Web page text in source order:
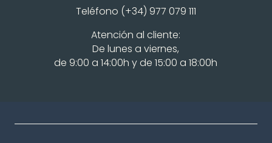
Teléfono (+34) 977 079 111
Atención al cliente:
De lunes a viernes,
de 9:00 a 14:00h y de 15:00 a 18:00h